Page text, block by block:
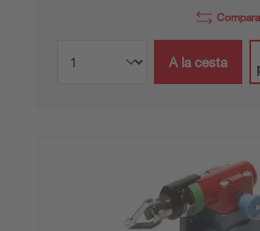
A la cesta